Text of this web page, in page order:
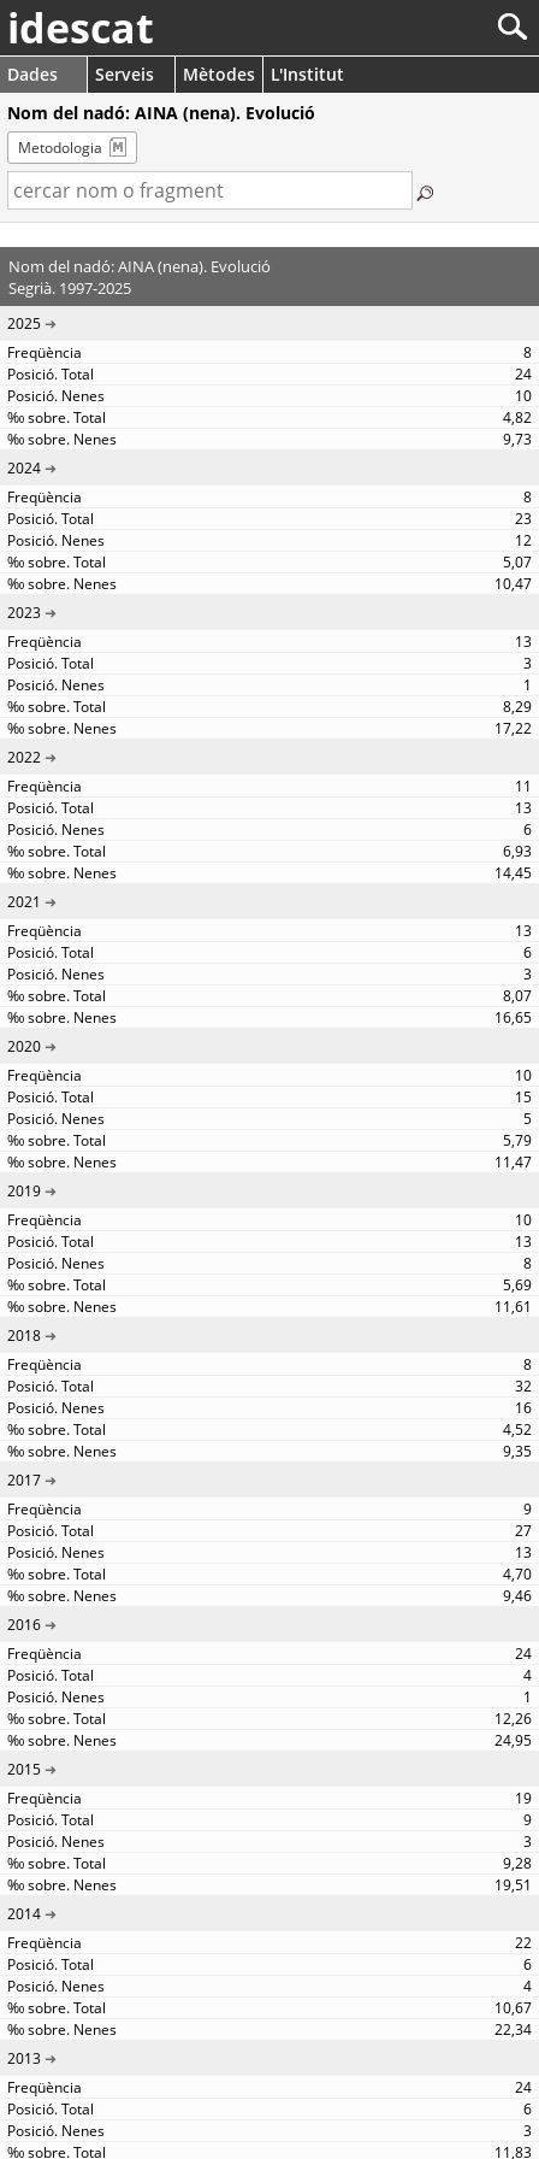
idescat
Dades Serveis Mètodes
L'Institut
Nom del nadó: AINA (nena). Evolució
Metodologia
Nom del nadó: AINA (nena). Evolució
Segrià. 1997-2025
2025
8
24
10
4,82
9,73
2024
8
23
12
5,07
10,47
2023
13
3
1
8,29
17,22
2022
11
13
6
6,93
14,45
2021
13
6
3
8,07
16,65
2020
10
15
5
5,79
11,47
2019
10
13
8
5,69
11,61
2018
8
32
16
4,52
9,35
2017
9
27
13
4,70
9,46
2016
24
4
1
12,26
24,95
2015
19
9
3
9,28
19,51
2014
22
6
4
10,67
22,34
2013
24
6
3
11,83